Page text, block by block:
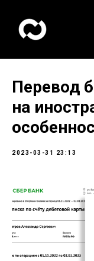
Перевод
на
2023-03-31 23:13